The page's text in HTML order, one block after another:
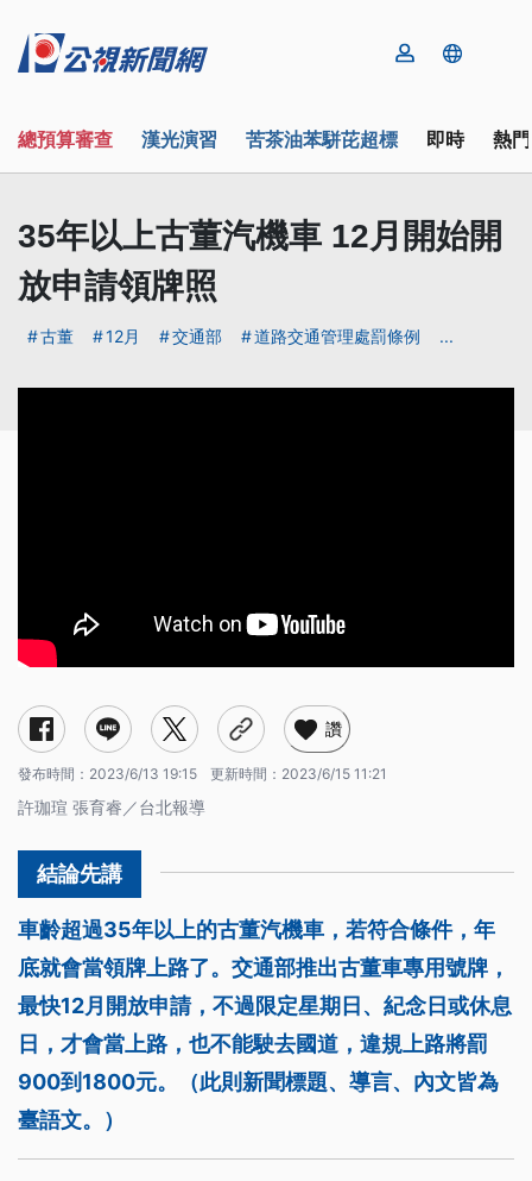
總預算審查 漢光演習 苦茶油苯駢芘超標 即時 熱
35年以上古董汽機車 12月開始開
放申請領牌照
古董 12月 交通部 道路交通管理處罰條例 ...
讚
發布時間： 2023/6/13 19:15 更新時間： 2023/6/15 11:21
許珈瑄 張育睿／台北報導
車齡超過35年以上的古董汽機車，若符合條件，年
底就會當領牌上路了。交通部推出古董車專用號牌，
最快12月開放申請，不過限定星期日、紀念日或休息
日，才會當上路，也不能駛去國道，違規上路將罰
900到1800元。（此則新聞標題、導言、內文皆為
臺語文。）